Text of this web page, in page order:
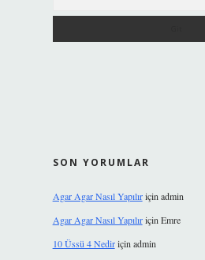
SON YORUMLAR
Agar Agar Nasıl Yapılıriçin admin
Agar Agar Nasıl Yapılıriçin Emre
10 Üssü 4 Nediriçin admin